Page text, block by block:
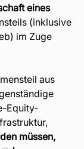
eines
(inklusive
im Zuge
aus
Equity-
müssen,